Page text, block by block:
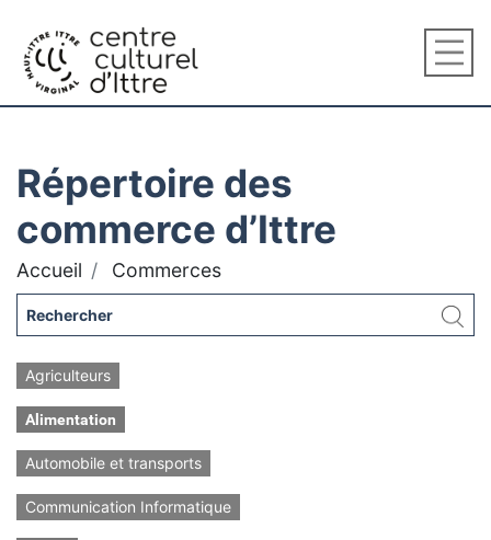
Répertoire des
commerce d’Ittre
Accueil Commerces
Agriculteurs
Alimentation
Automobile et transports
Communication Informatique